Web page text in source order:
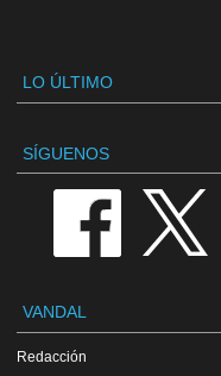
LO ÚLTIMO
SÍGUENOS
VANDAL
Redacción